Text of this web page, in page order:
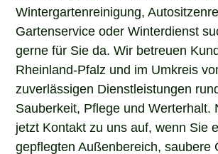
Wintergartenreinigung,
Gartenservice oder Winterdienst
gerne für Sie da. Wir betreuen
Rheinland-Pfalz und im Umkreis
zuverlässigen Dienstleistungen
Sauberkeit, Pflege und Werterhalt.
jetzt Kontakt zu uns auf, wenn Sie
gepflegten Außenbereich, saubere